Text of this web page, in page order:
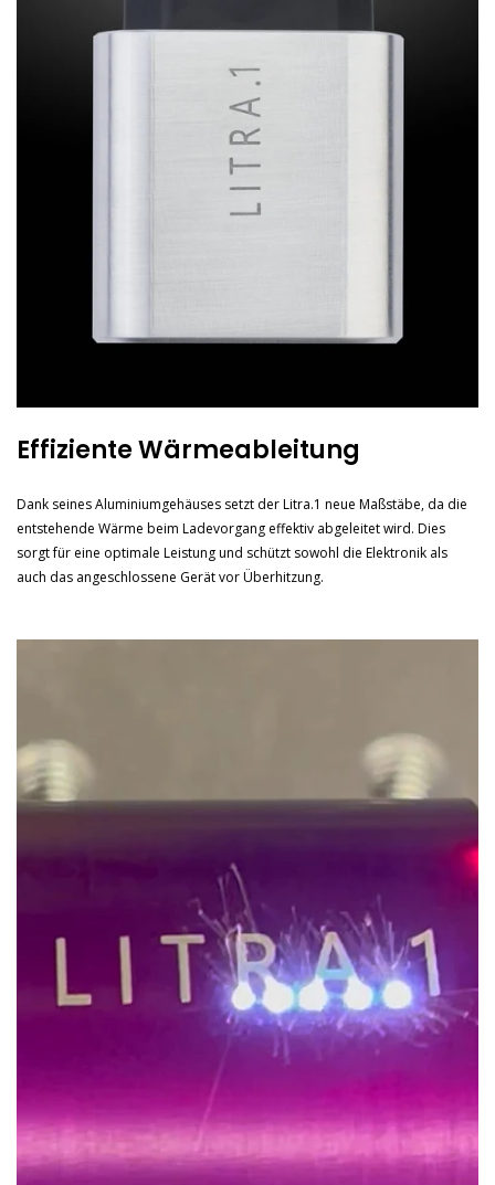
Effiziente Wärmeableitung
Dank seines Aluminiumgehäuses setzt der Litra.1 neue Maßstäbe, da die
entstehende Wärme beim Ladevorgang effektiv abgeleitet wird. Dies
sorgt für eine optimale Leistung und schützt sowohl die Elektronik als
auch das angeschlossene Gerät vor Überhitzung.